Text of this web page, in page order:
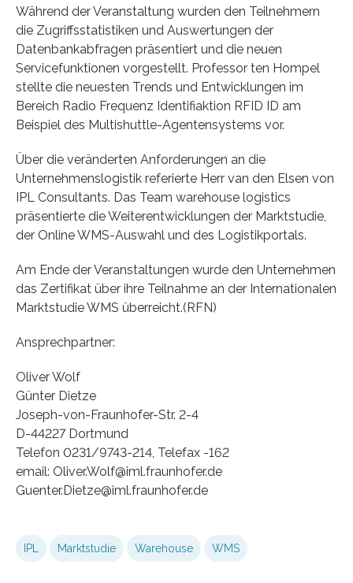
Während der Veranstaltung wurden den Teilnehmern
die Zugriffsstatistiken und Auswertungen der
Datenbankabfragen präsentiert und die neuen
Servicefunktionen vorgestellt. Professor ten Hompel
stellte die neuesten Trends und Entwicklungen im
Bereich Radio Frequenz Identifiaktion RFID ID am
Beispiel des Multishuttle-Agentensystems vor.
Über die veränderten Anforderungen an die
Unternehmenslogistik referierte Herr van den Elsen von
IPL Consultants. Das Team warehouse logistics
präsentierte die Weiterentwicklungen der Marktstudie,
der Online WMS-Auswahl und des Logistikportals.
Am Ende der Veranstaltungen wurde den Unternehmen
das Zertifikat über ihre Teilnahme an der Internationalen
Marktstudie WMS überreicht.(RFN)
Ansprechpartner:
Oliver Wolf
Günter Dietze
Joseph-von-Fraunhofer-Str. 2-4
D-44227 Dortmund
Telefon 0231/9743-214, Telefax -162
email: Oliver.Wolf@iml.fraunhofer.de
Guenter.Dietze@iml.fraunhofer.de
IPL Marktstudie Warehouse WMS